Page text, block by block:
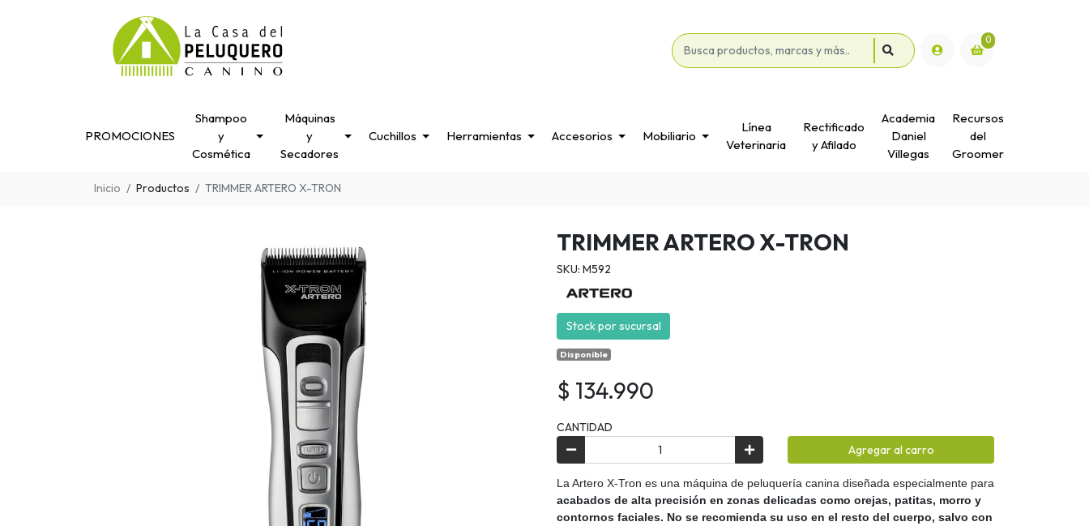
0
PROMOCIONES
Shampoo
y
Cosmética
Máquinas
y
Secadores
Cuchillos Herramientas Accesorios Mobiliario
Línea
Veterinaria
Rectificado
y Afilado
Academia
Daniel
Villegas
Recursos
del
Groomer
Inicio Productos TRIMMER ARTERO X-TRON
TRIMMER ARTERO X-TRON
SKU: M592
Stock por sucursal
Disponible
$ 134.990
CANTIDAD
Agregar al carro
La Artero X-Tron es una máquina de peluquería canina diseñada especialmente para
acabados de alta precisión en zonas delicadas como orejas, patitas, morro y
contornos faciales. No se recomienda su uso en el resto del cuerpo, salvo con